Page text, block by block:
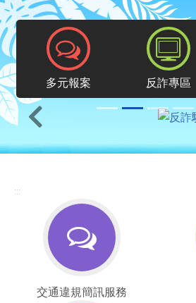
報案專區
多元報案 反詐專區
反詐專區
上一則
:::
通
交通違規簡訊服務